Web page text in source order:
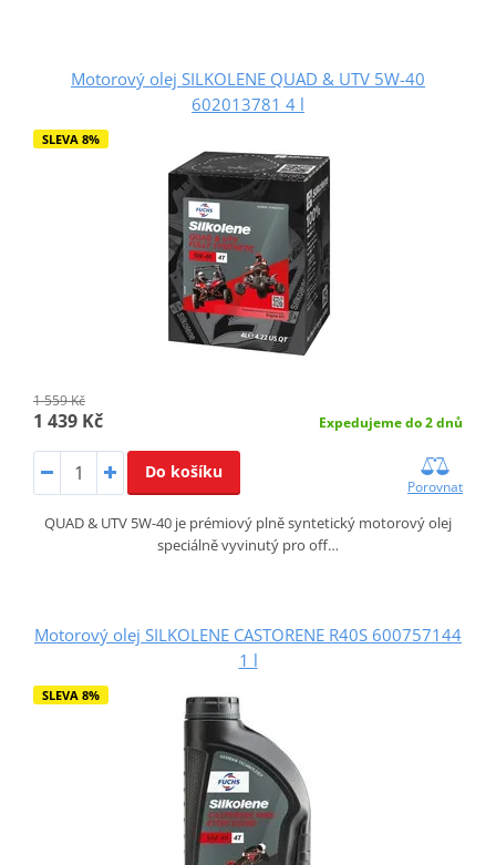
Motorový olej SILKOLENE QUAD & UTV 5W-40
602013781 4 l
SLEVA 8%
1 559 Kč
1 439 Kč Expedujeme do 2 dnů
Do košíku
Porovnat
QUAD & UTV 5W-40 je prémiový plně syntetický motorový olej
speciálně vyvinutý pro off…
Motorový olej SILKOLENE CASTORENE R40S 600757144
1 l
SLEVA 8%